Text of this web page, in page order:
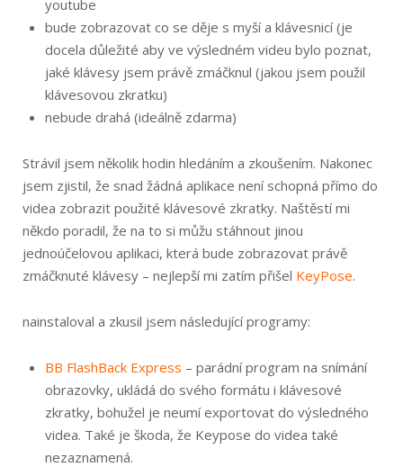
youtube
bude zobrazovat co se děje s myší a klávesnicí (je
docela důležité aby ve výsledném videu bylo poznat,
jaké klávesy jsem právě zmáčknul (jakou jsem použil
klávesovou zkratku)
nebude drahá (ideálně zdarma)
Strávil jsem několik hodin hledáním a zkoušením. Nakonec
jsem zjistil, že snad žádná aplikace není schopná přímo do
videa zobrazit použité klávesové zkratky. Naštěstí mi
někdo poradil, že na to si můžu stáhnout jinou
jednoúčelovou aplikaci, která bude zobrazovat právě
zmáčknuté klávesy – nejlepší mi zatím přišel KeyPose.
nainstaloval a zkusil jsem následující programy:
BB FlashBack Express – parádní program na snímání
obrazovky, ukládá do svého formátu i klávesové
zkratky, bohužel je neumí exportovat do výsledného
videa. Také je škoda, že Keypose do videa také
nezaznamená.